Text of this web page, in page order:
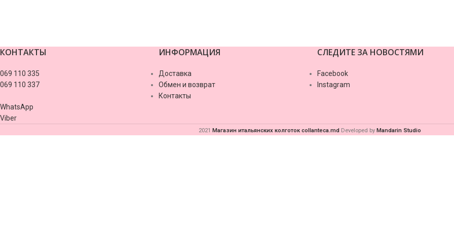
valor casino
КОНТАКТЫ
069 110 335
069 110 337
WhatsApp
Viber
ИНФОРМАЦИЯ
Доставка
Обмен и возврат
Контакты
СЛЕДИТЕ ЗА НОВОСТЯМИ
Facebook
Instagram
2021 Магазин итальянских колготок collanteca.mdDeveloped by Mandarin Studio